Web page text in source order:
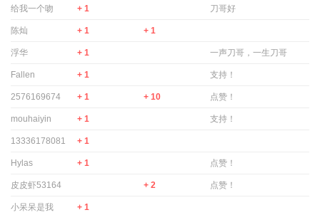
给我一个吻 + 1 刀哥好
陈灿 + 1 + 1
浮华 + 1 一声刀哥，一生刀哥
Fallen + 1 支持！
2576169674 + 1 + 10 点赞！
mouhaiyin + 1 支持！
13336178081 + 1
Hylas + 1 点赞！
皮皮虾53164 + 2 点赞！
小呆呆是我 + 1